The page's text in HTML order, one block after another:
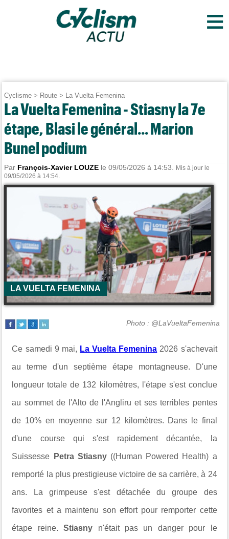
≡
Cyclisme > Route > La Vuelta Femenina
La Vuelta Femenina - Stiasny la 7e
étape, Blasi le général... Marion
Bunel podium
Par François-Xavier LOUZE le 09/05/2026 à 14:53.
Mis à jour le
09/05/2026 à 14:54.
LA VUELTA FEMENINA
Photo : @LaVueltaFemenina
Ce samedi 9 mai, La Vuelta Femenina 2026 s'achevait
au terme d'un septième étape montagneuse. D'une
longueur totale de 132 kilomètres, l'étape s'est conclue
au sommet de l'Alto de l'Angliru et ses terribles pentes
de 10% en moyenne sur 12 kilomètres. Dans le final
d'une course qui s'est rapidement décantée, la
Suissesse Petra Stiasny((Human Powered Health) a
remporté la plus prestigieuse victoire de sa carrière, à 24
ans. La grimpeuse s'est détachée du groupe des
favorites et a maintenu son effort pour remporter cette
étape reine.Stiasny n'était pas un danger pour le